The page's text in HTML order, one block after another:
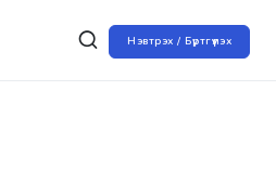
Нэвтрэх / Бүртгүүлэх